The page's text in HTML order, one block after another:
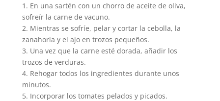
1. En una sartén con un chorro de aceite de oliva,
sofreír la carne de vacuno.
2. Mientras se sofríe, pelar y cortar la cebolla, la
zanahoria y el ajo en trozos pequeños.
3. Una vez que la carne esté dorada, añadir los
trozos de verduras.
4. Rehogar todos los ingredientes durante unos
minutos.
5. Incorporar los tomates pelados y picados.